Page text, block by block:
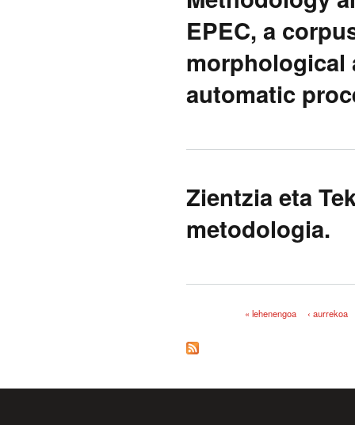
EPEC, a
morphological
automatic
Zientzia eta
metodologia.
« lehenengoa ‹ aurrekoa